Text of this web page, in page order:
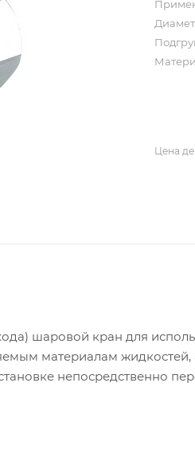
Цена
шаровой кран для
материалам жидкостей,
непосредственно